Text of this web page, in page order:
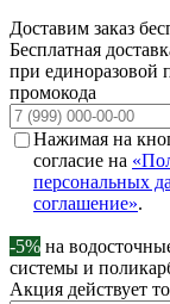
Доставим заказ
Бесплатная
при единоразовой
промокода
Нажимая на
согласие на
персональных
соглашение».
-5% на
системы и
Акция действует